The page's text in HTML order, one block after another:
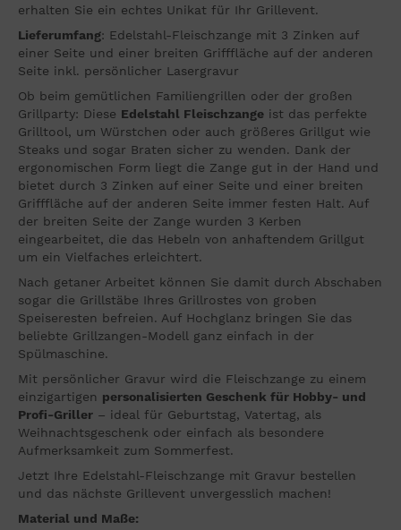
erhalten Sie ein echtes Unikat für Ihr Grillevent.
Lieferumfang: Edelstahl-Fleischzange mit 3 Zinken auf
einer Seite und einer breiten Grifffläche auf der anderen
Seite inkl. persönlicher Lasergravur
Ob beim gemütlichen Familiengrillen oder der großen
Grillparty: Diese Edelstahl Fleischzange ist das perfekte
Grilltool, um Würstchen oder auch größeres Grillgut wie
Steaks und sogar Braten sicher zu wenden. Dank der
ergonomischen Form liegt die Zange gut in der Hand und
bietet durch 3 Zinken auf einer Seite und einer breiten
Grifffläche auf der anderen Seite immer festen Halt. Auf
der breiten Seite der Zange wurden 3 Kerben
eingearbeitet, die das Hebeln von anhaftendem Grillgut
um ein Vielfaches erleichtert.
Nach getaner Arbeitet können Sie damit durch Abschaben
sogar die Grillstäbe Ihres Grillrostes von groben
Speiseresten befreien. Auf Hochglanz bringen Sie das
beliebte Grillzangen-Modell ganz einfach in der
Spülmaschine.
Mit persönlicher Gravur wird die Fleischzange zu einem
einzigartigen personalisierten Geschenk für Hobby- und
Profi-Griller – ideal für Geburtstag, Vatertag, als
Weihnachtsgeschenk oder einfach als besondere
Aufmerksamkeit zum Sommerfest.
Jetzt Ihre Edelstahl-Fleischzange mit Gravur bestellen
und das nächste Grillevent unvergesslich machen!
Material und Maße: